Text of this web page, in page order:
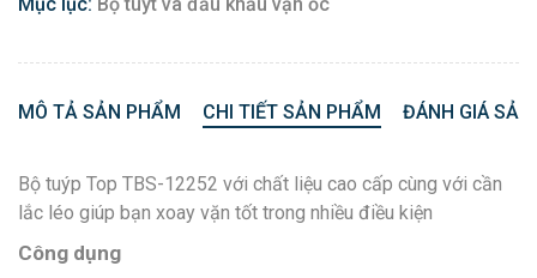
MÔ TẢ SẢN PHẨM CHI TIẾT SẢN PHẨM ĐÁNH GIÁ
Bộ tuýp Top TBS-12252 với chất liệu cao cấp cùng với cần
lắc léo giúp bạn xoay vặn tốt trong nhiều điều kiện
Công dụng